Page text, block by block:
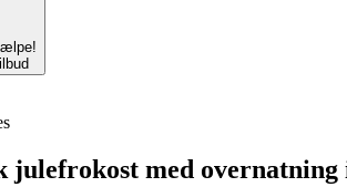
julefrokost med